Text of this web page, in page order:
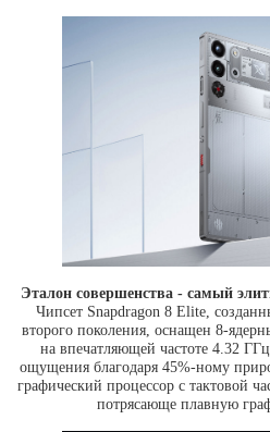
Эталон совершенства - самый
Чипсет Snapdragon 8 Elite,
второго поколения, оснащен 8-
на впечатляющей частоте 4.32
ощущения благодаря 45%-ному
графический процессор с тактовой
потрясающе плавную